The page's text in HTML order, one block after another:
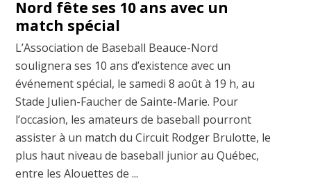
Nord fête ses 10 ans avec un
match spécial
L’Association de Baseball Beauce-Nord
soulignera ses 10 ans d’existence avec un
événement spécial, le samedi 8 août à 19 h, au
Stade Julien-Faucher de Sainte-Marie. Pour
l’occasion, les amateurs de baseball pourront
assister à un match du Circuit Rodger Brulotte, le
plus haut niveau de baseball junior au Québec,
entre les Alouettes de ...